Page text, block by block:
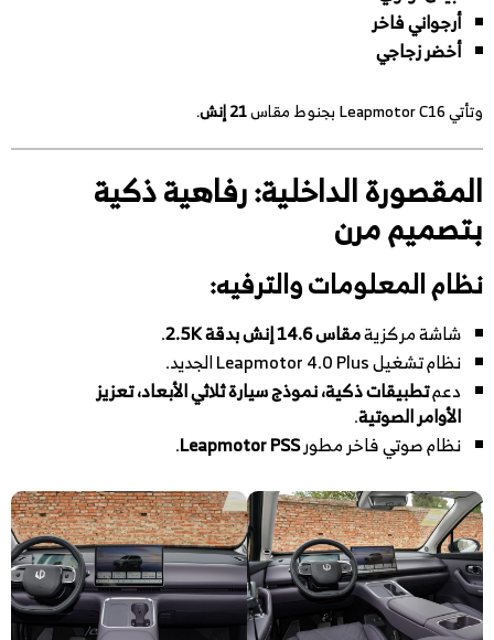
أرجواني فاخر
أخضر زجاجي
وتأتي Leapmotor C16 بجنوط مقاس 21 إنش .
المقصورة الداخلية: رفاهية ذكية
بتصميم مرن
نظام المعلومات والترفيه:
شاشة مركزيةمقاس 14.6 إنش بدقة 2.5K
.
نظام تشغيل Leapmotor 4.0 Plus الجديد.
دعمتطبيقات ذكية، نموذج سيارة ثلاثي الأبعاد، تعزيز
الأوامر الصوتية.
نظام صوتي فاخر مطورLeapmotor PSS
.